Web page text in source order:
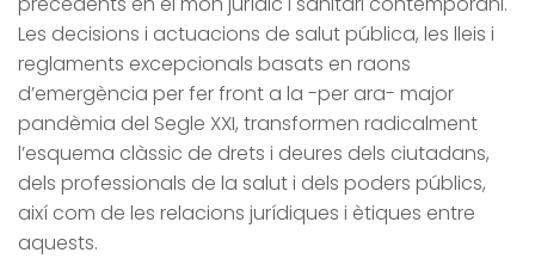
Les decisions i actuacions de salut pública, les lleis i
reglaments excepcionals basats en raons
d’emergència per fer front a la -per ara- major
pandèmia del Segle XXI, transformen radicalment
l’esquema clàssic de drets i deures dels ciutadans,
dels professionals de la salut i dels poders públics,
així com de les relacions jurídiques i ètiques entre
aquests.